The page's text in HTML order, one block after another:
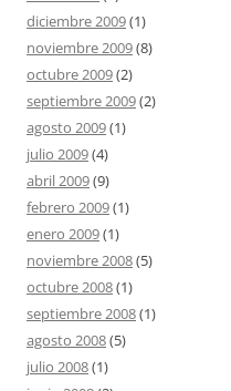
diciembre 2009(1)
noviembre 2009(8)
octubre 2009(2)
septiembre 2009(2)
agosto 2009(1)
julio 2009(4)
abril 2009(9)
febrero 2009(1)
enero 2009(1)
noviembre 2008(5)
octubre 2008(1)
septiembre 2008(1)
agosto 2008(5)
julio 2008(1)